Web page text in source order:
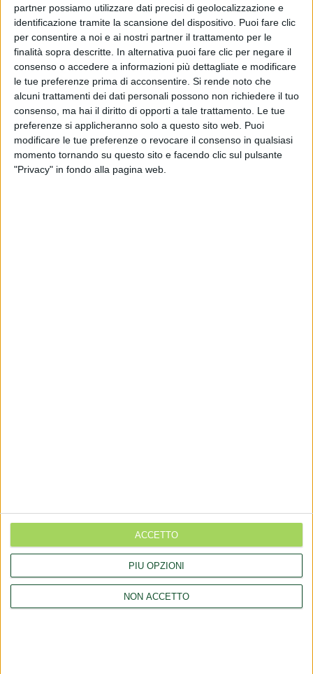
partner possiamo utilizzare dati precisi di geolocalizzazione e
identificazione tramite la scansione del dispositivo. Puoi fare clic
per consentire a noi e ai nostri partner il trattamento per le
finalità sopra descritte. In alternativa puoi fare clic per negare il
consenso o accedere a informazioni più dettagliate e modificare
le tue preferenze prima di acconsentire. Si rende noto che
alcuni trattamenti dei dati personali possono non richiedere il tuo
consenso, ma hai il diritto di opporti a tale trattamento. Le tue
preferenze si applicheranno solo a questo sito web. Puoi
modificare le tue preferenze o revocare il consenso in qualsiasi
momento tornando su questo sito e facendo clic sul pulsante
"Privacy" in fondo alla pagina web.
PIÙ OPZIONI
NON ACCETTO
ACCETTO
CONTATTI
via Goito 20, Aprilia (LT)
+(39) 06 92012078
+(39)06 92012006
dialfarm@dialfarm.it